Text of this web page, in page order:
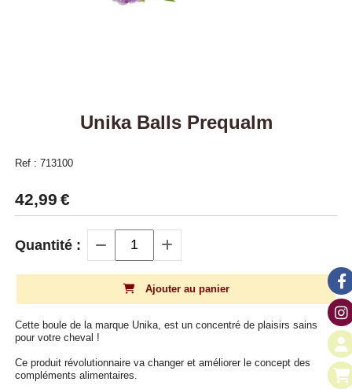
Unika Balls Prequalm
Ref : 713100
42,99 €
Quantité :
Ajouter au panier
Cette boule de la marque Unika, est un concentré de plaisirs sains
pour votre cheval !
Ce produit révolutionnaire va changer et améliorer le concept des
compléments alimentaires.